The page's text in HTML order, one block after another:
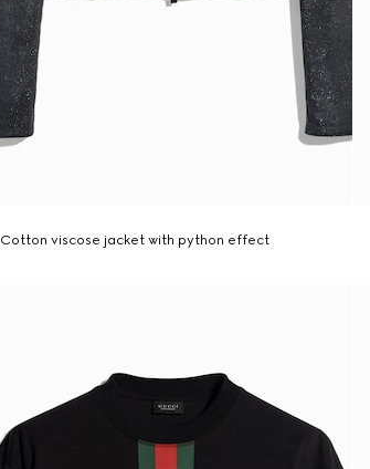
Cotton viscose jacket with python effect